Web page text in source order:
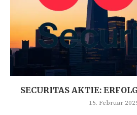
SECURITAS AKTIE:
15. Februar